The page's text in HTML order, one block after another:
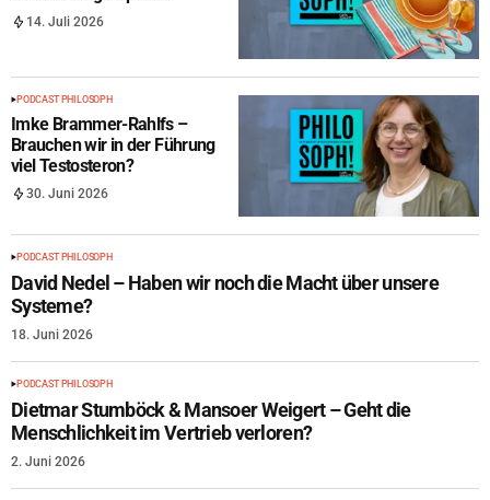
14. Juli 2026
PODCAST PHILOSOPH
Imke Brammer-Rahlfs –
Brauchen wir in der Führung
viel Testosteron?
30. Juni 2026
PODCAST PHILOSOPH
David Nedel – Haben wir noch die Macht über unsere
Systeme?
18. Juni 2026
PODCAST PHILOSOPH
Dietmar Stumböck & Mansoer Weigert – Geht die
Menschlichkeit im Vertrieb verloren?
2. Juni 2026